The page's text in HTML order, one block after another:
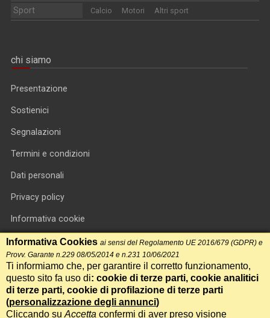
Sport Calcio Motori Altri sport
chi siamo
Presentazione
Sostienici
Segnalazioni
Termini e condizioni
Dati personali
Privacy policy
Informativa cookie
RSS feed
RSS Top News
Contatti
Informativa Cookies ai sensi del Regolamento UE 2016/679 (GDPR) e
Provv. Garante n.229 08/05/2014 e n.231 10/06/2021
Ti informiamo che, per garantire il corretto funzionamento,
questo sito fa uso di: cookie di terze parti, cookie analitici
di terze parti, cookie di profilazione di terze parti
(personalizzazione degli annunci)
Cliccando su Accetta confermi di aver preso visione